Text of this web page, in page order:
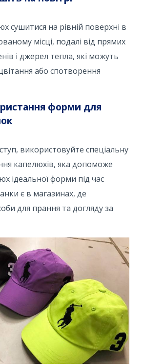
сушитися на рівній поверхні в
місці, подалі від прямих
і джерел тепла, які можуть
або спотворення
форми для
використовуйте спеціальну
капелюхів, яка допоможе
ідеальної форми під час
є в магазинах, де
для прання та догляду за